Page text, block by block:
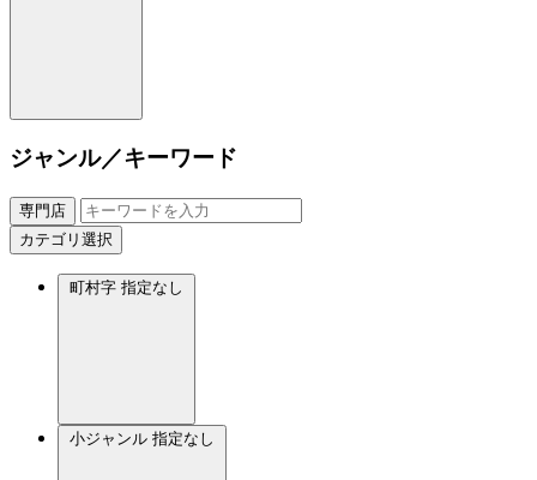
ジャンル／キーワード
専門店
カテゴリ選択
町村字 指定なし
小ジャンル 指定なし